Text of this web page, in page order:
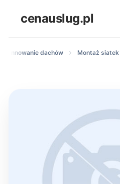
cenauslug.pl
dachów Montaż